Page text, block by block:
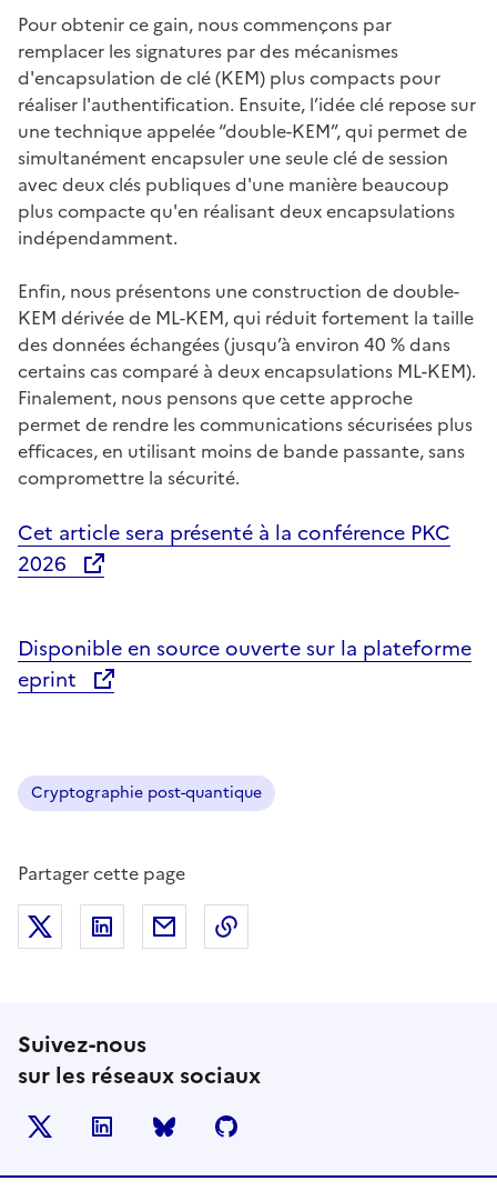
Pour obtenir ce gain, nous commençons par
remplacer les signatures par des mécanismes
d'encapsulation de clé (KEM) plus compacts pour
réaliser l'authentification. Ensuite, l’idée clé repose sur
une technique appelée “double-KEM”, qui permet de
simultanément encapsuler une seule clé de session
avec deux clés publiques d'une manière beaucoup
plus compacte qu'en réalisant deux encapsulations
indépendamment.
Enfin, nous présentons une construction de double-
KEM dérivée de ML-KEM, qui réduit fortement la taille
des données échangées (jusqu’à environ 40 % dans
certains cas comparé à deux encapsulations ML-KEM).
Finalement, nous pensons que cette approche
permet de rendre les communications sécurisées plus
efficaces, en utilisant moins de bande passante, sans
compromettre la sécurité.
Cet article sera présenté à la conférence PKC
2026
Disponible en source ouverte sur la plateforme
eprint
Cryptographie post-quantique
Partager cette page
Partager sur X (anciennement Twitter)
Partager sur LinkedIn
Partager par email
Suivez-nous
sur les réseaux sociaux
LinkedIn BlueSky